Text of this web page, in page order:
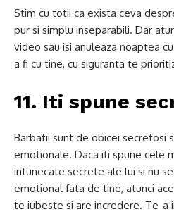
Stim cu totii ca exista ceva
pur si simplu inseparabili. Dar
video sau isi anuleaza noaptea
a fi cu tine, cu siguranta te
11. Iti spune
Barbatii sunt de obicei secretosi
emotionale. Daca iti spune cele
intunecate secrete ale lui si nu
emotional fata de tine, atunci
te iubeste si are incredere. Te-a